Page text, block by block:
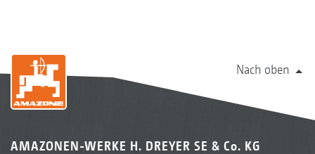
Nach oben
AMAZONEN-WERKE H. DREYER SE & Co. KG